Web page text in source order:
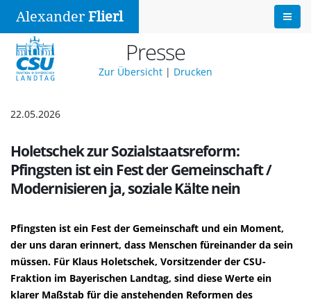
Alexander Flierl
Presse
Zur Übersicht | Drucken
22.05.2026
Holetschek zur Sozialstaatsreform:
Pfingsten ist ein Fest der Gemeinschaft /
Modernisieren ja, soziale Kälte nein
Pfingsten ist ein Fest der Gemeinschaft und ein Moment,
der uns daran erinnert, dass Menschen füreinander da sein
müssen. Für Klaus Holetschek, Vorsitzender der CSU-
Fraktion im Bayerischen Landtag, sind diese Werte ein
klarer Maßstab für die anstehenden Reformen des